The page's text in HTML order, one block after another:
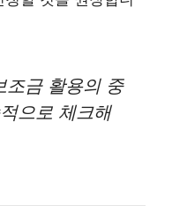
조금 활용의 중
으로 체크해